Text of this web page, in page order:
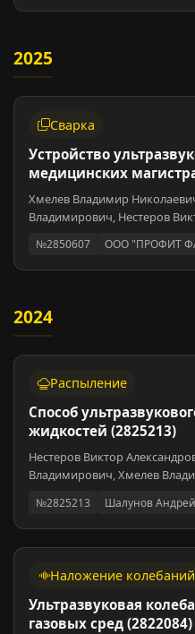
2025
Сварка
Устройство
медицинских
Хмелев Владимир
Владимирович, Нестеров
№2850607 ООО "ПРОФИТ
2024
Распыление
Способ
жидкостей (2825213)
Нестеров Виктор
Владимирович, Хмелев
№2825213 Шалунов
Наложение колебаний
Ультразвуковая
газовых сред (2822084)